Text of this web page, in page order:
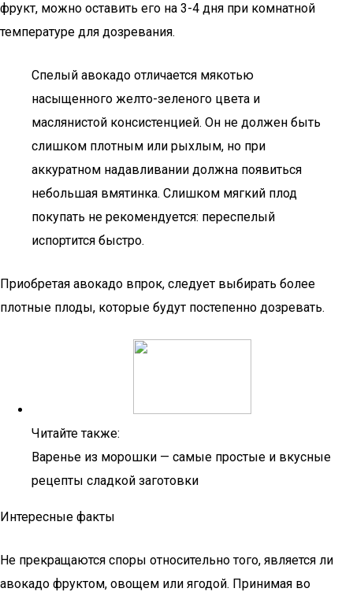
фрукт, можно оставить его на 3-4 дня при комнатной
температуре для дозревания.
Спелый авокадо отличается мякотью
насыщенного желто-зеленого цвета и
маслянистой консистенцией. Он не должен быть
слишком плотным или рыхлым, но при
аккуратном надавливании должна появиться
небольшая вмятинка. Слишком мягкий плод
покупать не рекомендуется: переспелый
испортится быстро.
Приобретая авокадо впрок, следует выбирать более
плотные плоды, которые будут постепенно дозревать.
Читайте также:
Варенье из морошки — самые простые и вкусные
рецепты сладкой заготовки
Интересные факты
Не прекращаются споры относительно того, является ли
авокадо фруктом, овощем или ягодой. Принимая во